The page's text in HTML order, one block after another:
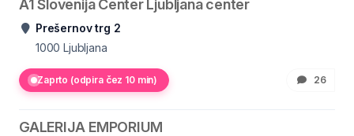
A1 Slovenija Center Ljubljana center
Prešernov trg 2
1000 Ljubljana
Zaprto (odpira čez 10 min) 26
GALERIJA EMPORIUM